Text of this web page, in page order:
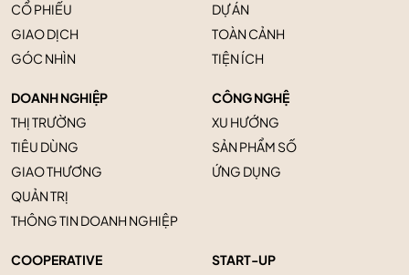
CỔ PHIẾU
GIAO DỊCH
GÓC NHÌN
DỰ ÁN
TOÀN CẢNH
TIỆN ÍCH
DOANH NGHIỆP
THỊ TRƯỜNG
TIÊU DÙNG
GIAO THƯƠNG
QUẢN TRỊ
THÔNG TIN DOANH NGHIỆP
CÔNG NGHỆ
XU HƯỚNG
SẢN PHẨM SỐ
ỨNG DỤNG
COOPERATIVE
START-UP